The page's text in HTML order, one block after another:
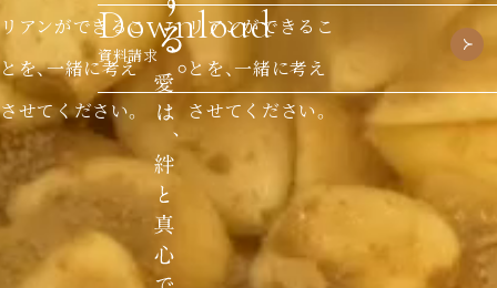
リアンができるこ
とを、一緒に考え
させてください。
リアンができるこ
とを、一緒に考え
させてください。
Download
資料請求